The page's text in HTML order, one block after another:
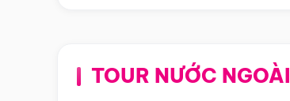
TOUR NƯỚC NGOÀI
Điểm nổi bật